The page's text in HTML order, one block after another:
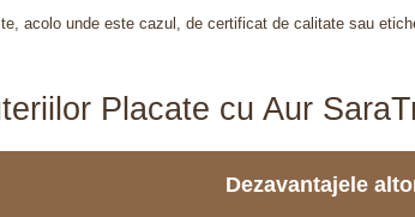
acolo unde este cazul, de certificat de calitate sau
Placate cu Aur
Dezavantajele